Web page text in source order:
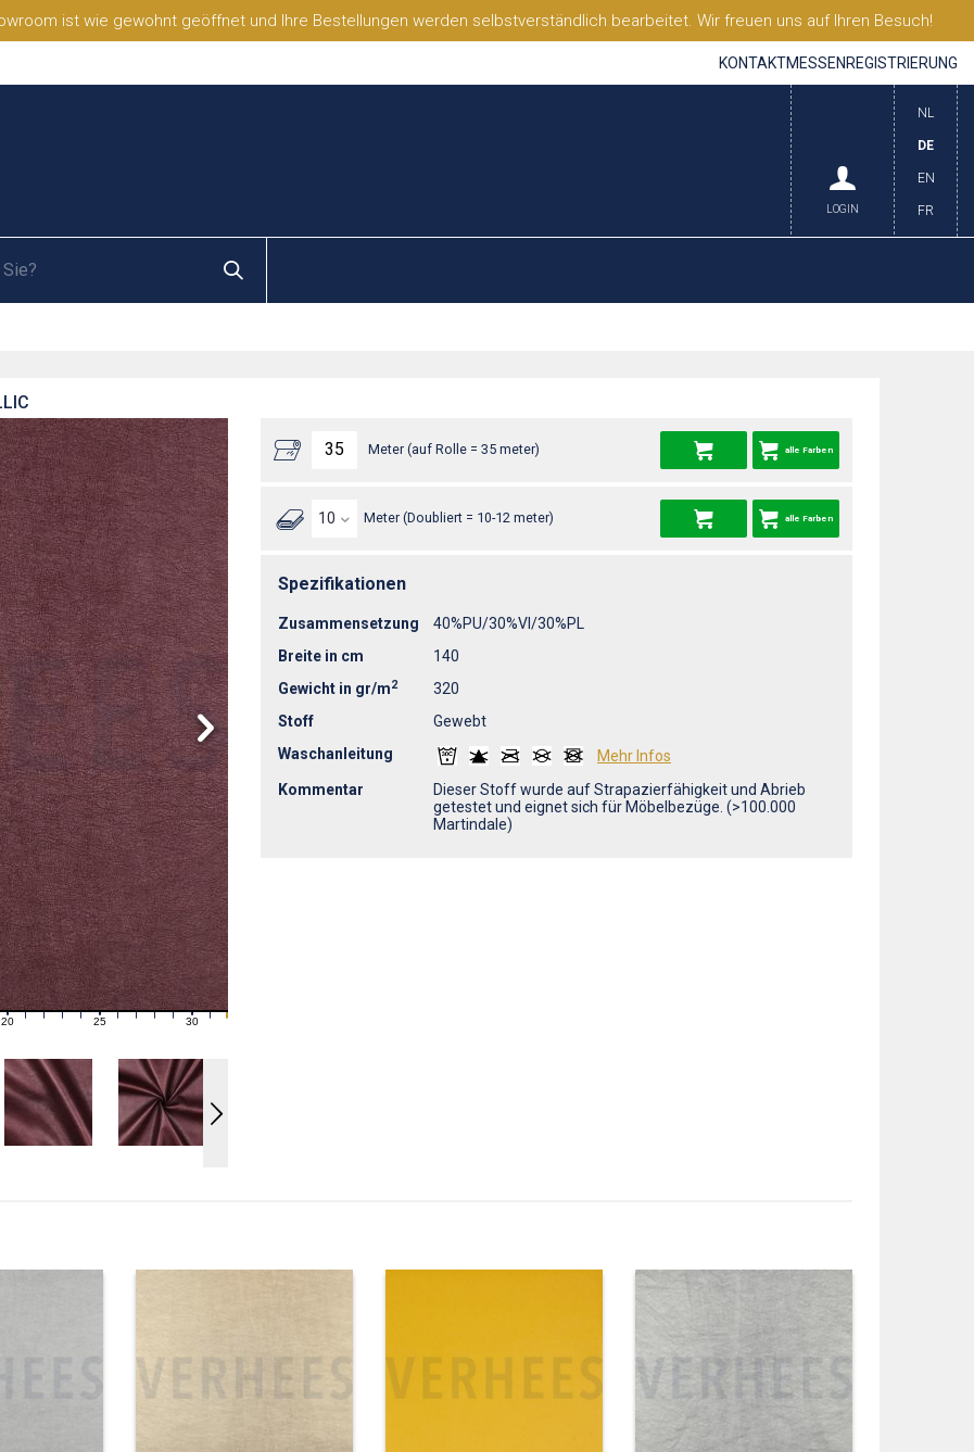
ist wie gewohnt geöffnet und Ihre Bestellungen werden selbstverständlich bearbeitet. Wir freuen uns auf Ihren Besuch!
KONTAKTMESSEN REGISTRIERUNG
NL
DE
EN
FR
LOGIN
20 21 22 23 24 25 26 27 28 29 30 31
Meter (auf Rolle = 35 meter) alle Farben
Meter (Doubliert = 10-12 meter) alle Farben
Spezifikationen
Zusammensetzung
40%PU/30%VI/30%PL
Breite in cm
140
Gewicht in gr/m2
320
Stoff
Gewebt
Waschanleitung
Mehr Infos
Kommentar
Dieser Stoff wurde auf Strapazierfähigkeit und Abrieb
getestet und eignet sich für Möbelbezüge. (>100.000
Martindale)